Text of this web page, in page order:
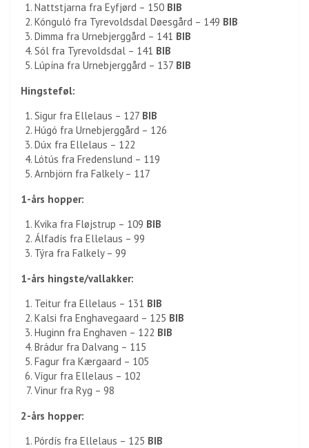
Nattstjarna fra Eyfjørd – 150 BIB
Kónguló fra Tyrevoldsdal Døesgård – 149 BIB
Dimma fra Urnebjerggård – 141 BIB
Sól fra Tyrevoldsdal – 141 BIB
Lúpína fra Urnebjerggård – 137 BIB
Hingsteføl:
Sigur fra Ellelaus – 127 BIB
Húgó fra Urnebjerggård – 126
Dúx fra Ellelaus – 122
Lótús fra Fredenslund – 119
Arnbjörn fra Falkely – 117
1-års hopper:
Kvika fra Fløjstrup – 109 BIB
Álfadís fra Ellelaus – 99
Týra fra Falkely – 99
1-års hingste/vallakker:
Teitur fra Ellelaus – 131 BIB
Kalsi fra Enghavegaard – 125 BIB
Huginn fra Enghaven – 122 BIB
Brádur fra Dalvang – 115
Fagur fra Kærgaard – 105
Vígur fra Ellelaus – 102
Vinur fra Ryg – 98
2-års hopper:
Pórdís fra Ellelaus – 125 BIB